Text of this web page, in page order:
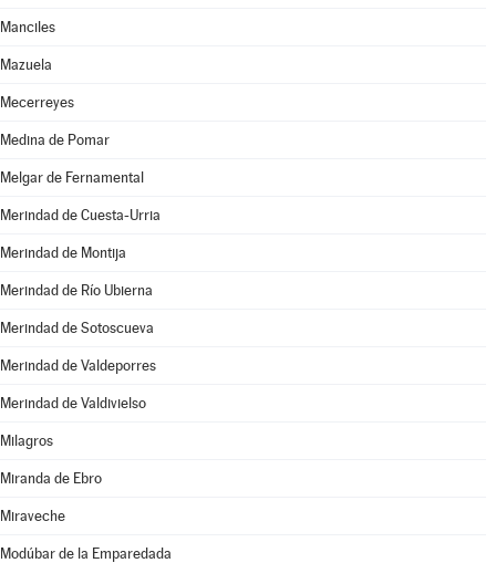
Manciles
Mazuela
Mecerreyes
Medina de Pomar
Melgar de Fernamental
Merindad de Cuesta-Urria
Merindad de Montija
Merindad de Río Ubierna
Merindad de Sotoscueva
Merindad de Valdeporres
Merindad de Valdivielso
Milagros
Miranda de Ebro
Miraveche
Modúbar de la Emparedada